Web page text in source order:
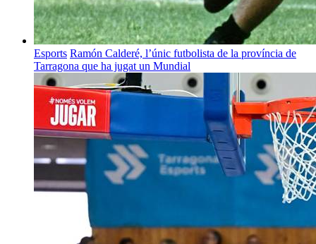
Esports Ramón Calderé, l’únic futbolista de la província de
Tarragona que ha jugat un Mundial